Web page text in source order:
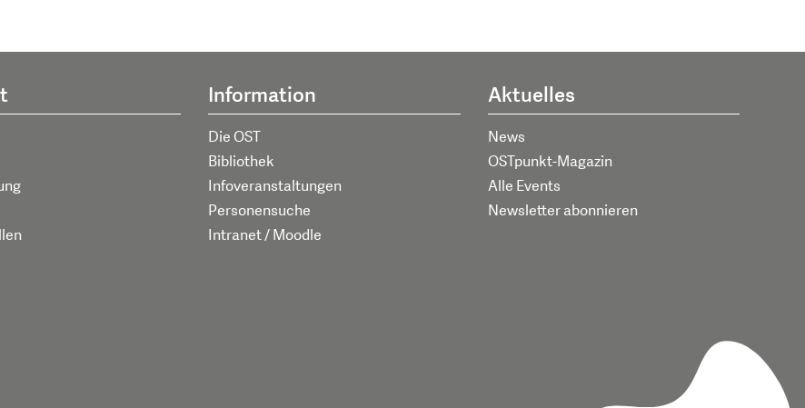
Information
Die OST
Bibliothek
Infoveranstaltungen
Personensuche
Intranet / Moodle
Aktuelles
News
OSTpunkt-Magazin
Alle Events
Newsletter abonnieren